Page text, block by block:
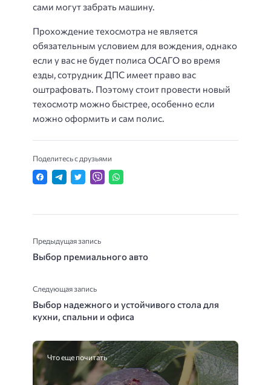
сами могут забрать машину.
Прохождение техосмотра не является
обязательным условием для вождения, однако
если у вас не будет полиса ОСАГО во время
езды, сотрудник ДПС имеет право вас
оштрафовать. Поэтому стоит провести новый
техосмотр можно быстрее, особенно если
можно оформить и сам полис.
Поделитесь с друзьями
Предыдущая запись
Выбор премиального авто
Следующая запись
Выбор надежного и устойчивого стола для
кухни, спальни и офиса
Что еще почитать